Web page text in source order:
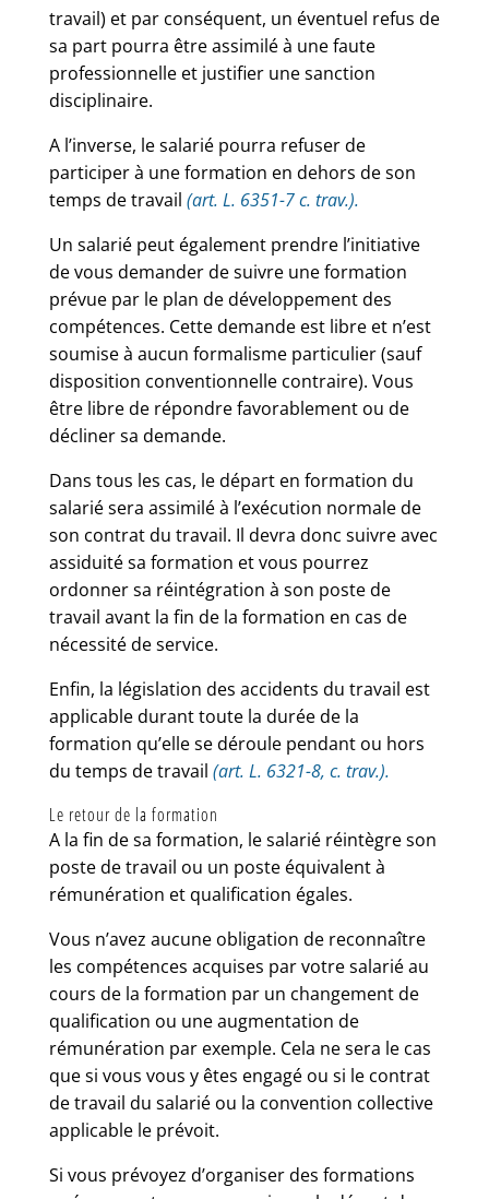
travail) et par conséquent, un éventuel refus de
sa part pourra être assimilé à une faute
professionnelle et justifier une sanction
disciplinaire.
A l’inverse, le salarié pourra refuser de
participer à une formation en dehors de son
temps de travail (art. L. 6351-7 c. trav.).
Un salarié peut également prendre l’initiative
de vous demander de suivre une formation
prévue par le plan de développement des
compétences. Cette demande est libre et n’est
soumise à aucun formalisme particulier (sauf
disposition conventionnelle contraire). Vous
être libre de répondre favorablement ou de
décliner sa demande.
Dans tous les cas, le départ en formation du
salarié sera assimilé à l’exécution normale de
son contrat du travail. Il devra donc suivre avec
assiduité sa formation et vous pourrez
ordonner sa réintégration à son poste de
travail avant la fin de la formation en cas de
nécessité de service.
Enfin, la législation des accidents du travail est
applicable durant toute la durée de la
formation qu’elle se déroule pendant ou hors
du temps de travail (art. L. 6321-8, c. trav.).
Le retour de la formation
A la fin de sa formation, le salarié réintègre son
poste de travail ou un poste équivalent à
rémunération et qualification égales.
Vous n’avez aucune obligation de reconnaître
les compétences acquises par votre salarié au
cours de la formation par un changement de
qualification ou une augmentation de
rémunération par exemple. Cela ne sera le cas
que si vous vous y êtes engagé ou si le contrat
de travail du salarié ou la convention collective
applicable le prévoit.
Si vous prévoyez d’organiser des formations